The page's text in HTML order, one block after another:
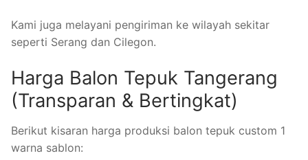
Kami juga melayani pengiriman ke wilayah sekitar
seperti Serang dan Cilegon.
Harga Balon Tepuk Tangerang
(Transparan & Bertingkat)
Berikut kisaran harga produksi balon tepuk custom 1
warna sablon: